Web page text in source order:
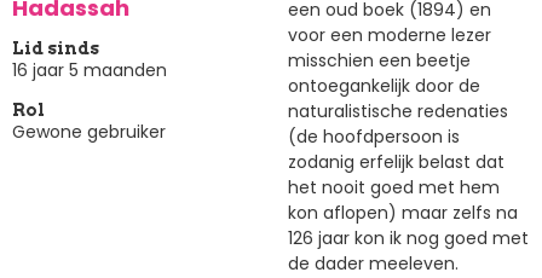
Hadassah
Lid sinds
16 jaar 5 maanden
Rol
Gewone gebruiker
een oud boek (1894) en
voor een moderne lezer
misschien een beetje
ontoegankelijk door de
naturalistische redenaties
(de hoofdpersoon is
zodanig erfelijk belast dat
het nooit goed met hem
kon aflopen) maar zelfs na
126 jaar kon ik nog goed met
de dader meeleven.